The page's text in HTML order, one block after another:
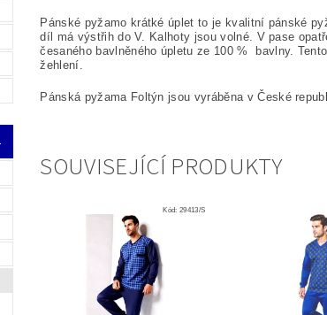
Pánské pyžamo krátké úplet to je kvalitní pánské
díl má výstřih do V. Kalhoty jsou volné. V pase
česaného bavlněného úpletu ze 100 % bavlny.
žehlení.
Pánská pyžama Foltýn jsou vyráběna v České
SOUVISEJÍCÍ PRODUKTY
Kód:29413/S